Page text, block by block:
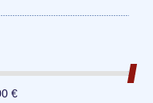
€